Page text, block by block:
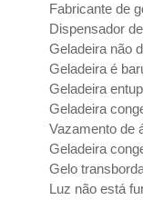
Fabricante de
Dispensador
Geladeira não
Geladeira é
Geladeira
Geladeira
Vazamento de
Geladeira
Gelo
Luz não está